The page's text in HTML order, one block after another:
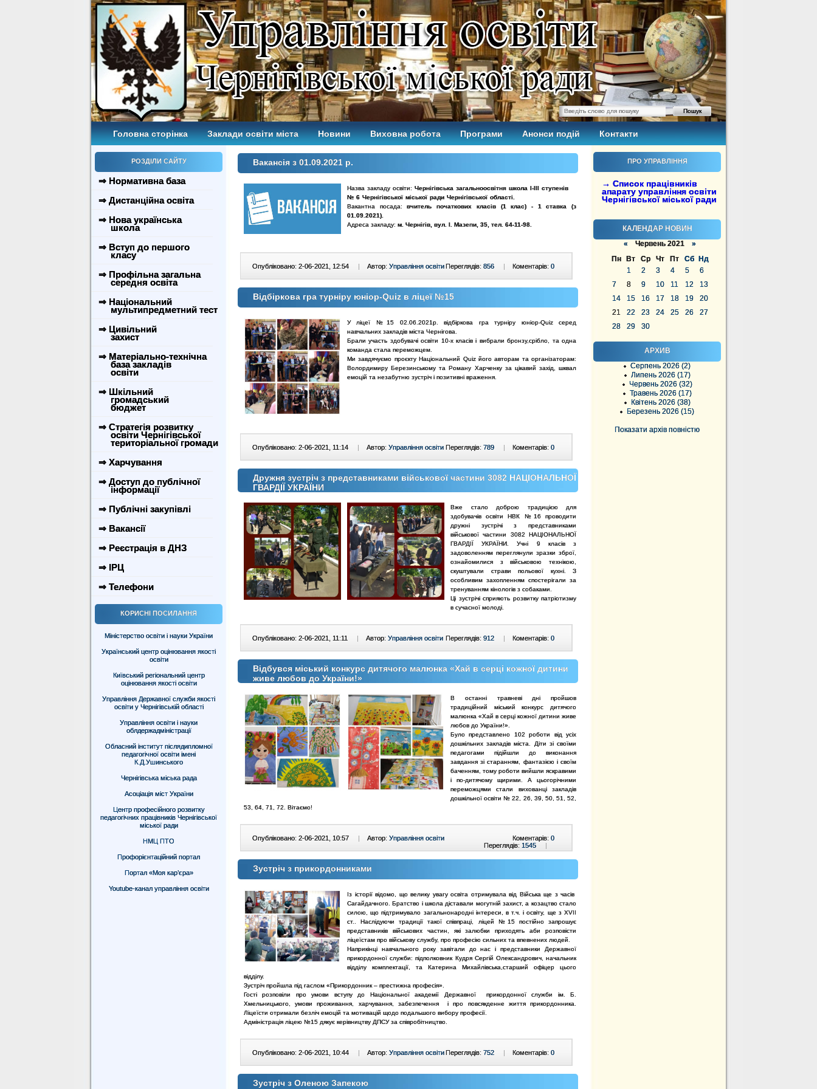
Головна сторінка Заклади освіти міста Новини Виховна робота Програми Анонси подій Контакти
РОЗДІЛИ САЙТУ
⇒ Нормативна база
⇒ Дистанційна освіта
⇒ Нова українська
школа
⇒ Вступ до першого
класу
⇒ Профільна загальна
середня освіта
⇒ Національний
мультипредметний тест
⇒ Цивільний
захист
⇒ Матеріально-технічна
база закладів
освіти
⇒ Шкільний
громадський
бюджет
⇒ Стратегія розвитку
освіти Чернігівської
територіальної громади
⇒ Харчування
⇒ Доступ до публічної
інформації
⇒ Публічні закупівлі
⇒ Вакансії
⇒ Реєстрація в ДНЗ
⇒ ІРЦ
⇒ Телефони
КОРИСНІ ПОСИЛАННЯ
Міністерство освіти і науки України
Український центр оцінювання якості
освіти
Київський регіональний центр
оцінювання якості освіти
Управління Державної служби якості
освіти у Чернігівській області
Управління освіти і науки
облдержадміністрації
Обласний інститут післядипломної
педагогічної освіти імені
К.Д.Ушинського
Чернігівська міська рада
Асоціація міст України
Центр професійного розвитку
педагогічних працівників Чернігівської
міської ради
НМЦ ПТО
Профорієнтаційний портал
Портал «Моя кар’єра»
Youtube-канал управління освіти
ПРО УПРАВЛІННЯ
→ Список працівників
апарату управління освіти
Чернігівської міської ради
КАЛЕНДАР НОВИН
« Червень 2021 »
Пн
Вт Ср Чт Пт Сб
Нд
1
2 3 4 5
6
7
8 9 10 11 12
13
14
15 16 17 18 19
20
21
22 23 24 25 26
27
28
29 30
АРХИВ
Серпень 2026 (2)
Липень 2026 (17)
Червень 2026 (32)
Травень 2026 (17)
Квітень 2026 (38)
Березень 2026 (15)
Показати архів повністю
Вакансія з 01.09.2021 р.
Назва закладу освіти: Чернігівська загальноосвітня школа І-ІІІ ступенів
№ 6 Чернігівської міської ради Чернігівської області.
Вакантна посада:вчитель початкових класів (1 клас) - 1 ставка (з
01.09.2021).
Адреса закладу: м. Чернігів, вул. І. Мазепи, 35, тел. 64-11-98.
Опубліковано: 2-06-2021, 12:54 | Автор: Управління освіти Коментарів: 0
Переглядів: 856 |
Відбіркова гра турніру юніор-Quiz в ліцеї №15
У ліцеї №15 02.06.2021р. відбіркова гра турніру юніор-Quiz серед
навчальних закладів міста Чернігова.
Брали участь здобувачі освіти 10-х класів і вибрали бронзу,срібло, та одна
команда стала переможцем.
Ми завдячуємо проєкту Національний Quiz його авторам та організаторам:
Волордимиру Березинському та Роману Харченку за цікавий захід, шквал
емоцій та незабутню зустріч і позитивні враження.
Опубліковано: 2-06-2021, 11:14 | Автор: Управління освіти Коментарів: 0
Переглядів: 789 |
Дружня зустріч з представниками військової частини 3082 НАЦІОНАЛЬНОЇ
ГВАРДІЇ УКРАЇНИ
Вже стало доброю традицією для
здобувачів освіти НВК №16 проводити
дружні зустрічі з представниками
військової частини 3082 НАЦІОНАЛЬНОЇ
ГВАРДІЇ УКРАЇНИ. Учні 9 класів з
задоволенням переглянули зразки зброї,
ознайомилися з військовою технікою,
скуштували страви польової кухні. З
особливим захопленням спостерігали за
тренуванням кінологів з собаками.
Ці зустрічі сприяють розвитку патріотизму
в сучасної молоді.
Опубліковано: 2-06-2021, 11:11 | Автор: Управління освіти Коментарів: 0
Переглядів: 912 |
Відбувся міський конкурс дитячого малюнка «Хай в серці кожної дитини
живе любов до України!»
В останні травневі дні пройшов
традиційний міський конкурс дитячого
малюнка «Хай в серці кожної дитини живе
любов до України!».
Було представлено 102 роботи від усіх
дошкільних закладів міста. Діти зі своїми
педагогами підійшли до виконання
завдання зі старанням, фантазією і своїм
баченням, тому роботи вийшли яскравими
і по-дитячому щирими. А цьогорічними
переможцями стали вихованці закладів
дошкільної освіти № 22, 26, 39, 50, 51, 52,
53, 64, 71, 72. Вітаємо!
Опубліковано: 2-06-2021, 10:57 | Автор: Управління освіти Коментарів: 0
Переглядів: 1545 |
Зустріч з прикордонниками
Із історії відомо, що велику увагу освіта отримувала від Війська ще з часів
Сагайдачного. Братство і школа діставали могутній захист, а козацтво стало
силою, що підтримувало загальнонародні інтереси, в т.ч. і освіту, ще з ХVІІ
ст.. Наслідуючи традиції такої співпраці, ліцей №15 постійно запрошує
представників військових частин, які залюбки приходять аби розповісти
ліцеїстам про військову службу, про професію сильних та впевнених людей.
Наприкінці навчального року завітали до нас і представники Державної
прикордонної служби: підполковник Кудря Сергій Олександрович, начальник
відділу комплектації, та Катерина Михайлівська,старший офіцер цього
відділу.
Зустріч пройшла під гаслом «Прикордонник – престижна професія».
Гості розповіли про умови вступу до Національної академії Державної прикордонної служби ім. Б.
Хмельницького, умови проживання, харчування, забезпечення і про повсякденне життя прикордонника.
Ліцеїсти отримали безліч емоцій та мотивацій щодо подальшого вибору професії.
Адміністрація ліцею №15 дякує керівництву ДПСУ за співробітництво.
Опубліковано: 2-06-2021, 10:44 | Автор: Управління освіти Коментарів: 0
Переглядів: 752 |
Зустріч з Оленою Запекою